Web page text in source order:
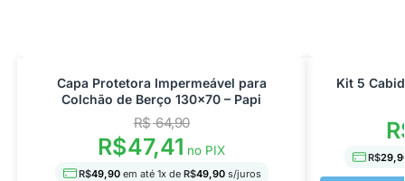
Capa Protetora Impermeável para
Colchão de Berço 130×70 – Papi
R$64,90
R$47,41 no PIX
R$49,90 em até 1x de R$49,90s/juros
Kit 5
R$